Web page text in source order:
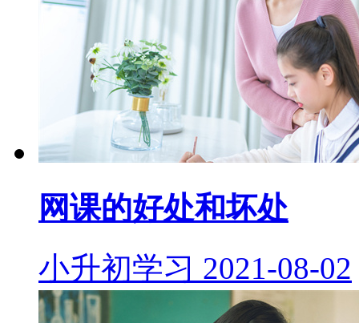
网课的好处和坏处
小升初学习 2021-08-02